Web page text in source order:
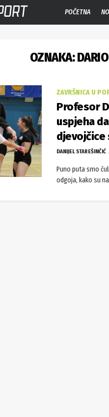
POČETNA
OZNAKA:
ZAVRŠNICA U
Profesor
uspjeha
djevojčice
DANIJEL STAREŠINČIĆ
Puno puta smo
odgoja, kako su